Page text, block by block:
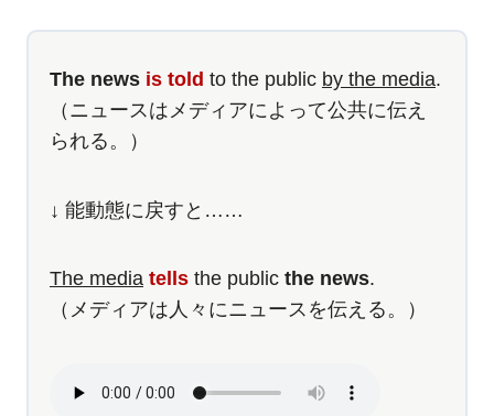
The news is told to the public by the media.
（ニュースはメディアによって公共に伝え
られる。）
↓ 能動態に戻すと……
The media tells the public the news.
（メディアは人々にニュースを伝える。）